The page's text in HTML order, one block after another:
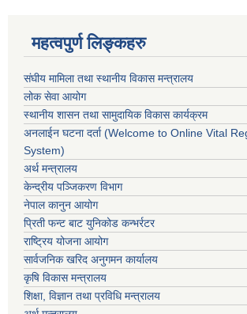
महत्वपुर्ण लिङ्कहरु
संघीय मामिला तथा स्थानीय विकास मन्त्रालय
लोक सेवा आयोग
स्थानीय शासन तथा सामुदायिक विकास कार्यक्रम
अनलाईन घटना दर्ता (Welcome to Online Vital
System)
अर्थ मन्त्रालय
केन्द्रीय पञ्जिकरण विभाग
नेपाल कानुन आयोग
प्रिती फन्ट बाट युनिकोड कन्भर्रटर
राष्ट्रिय योजना आयोग
सार्वजनिक खरिद अनुगमन कार्यालय
कृषि विकास मन्त्रालय
शिक्षा, विज्ञान तथा प्रविधि मन्त्रालय